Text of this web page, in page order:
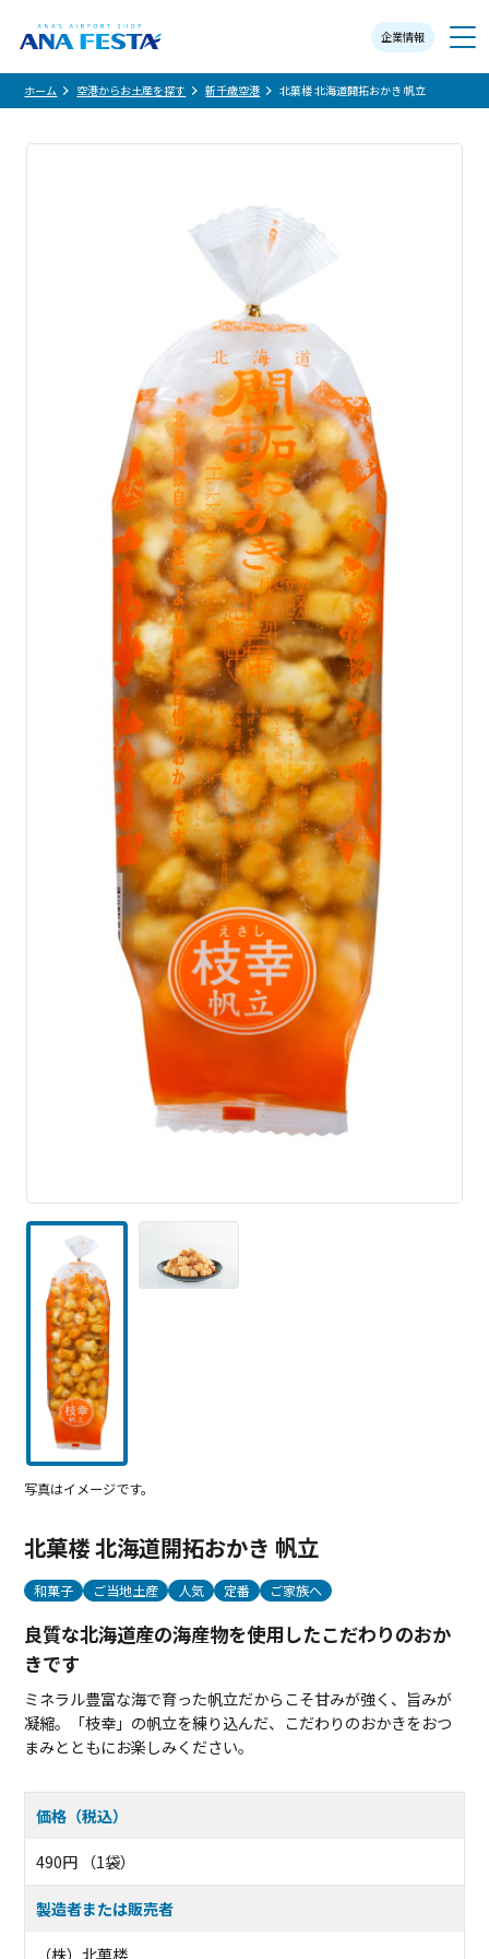
企業情報
メニュー
ホーム 空港からお土産を探す 新千歳空港 北菓楼 北海道開拓おかき 帆立
写真はイメージです。
北菓楼 北海道開拓おかき 帆立
和菓子 ご当地土産 人気 定番 ご家族へ
良質な北海道産の海産物を使用したこだわりのおか
きです
ミネラル豊富な海で育った帆立だからこそ甘みが強く、旨みが
凝縮。「枝幸」の帆立を練り込んだ、こだわりのおかきをおつ
まみとともにお楽しみください。
価格（税込）
490円 （1袋）
製造者または販売者